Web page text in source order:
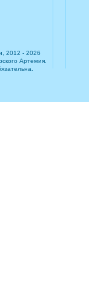
2012 - 2026
Артемия.